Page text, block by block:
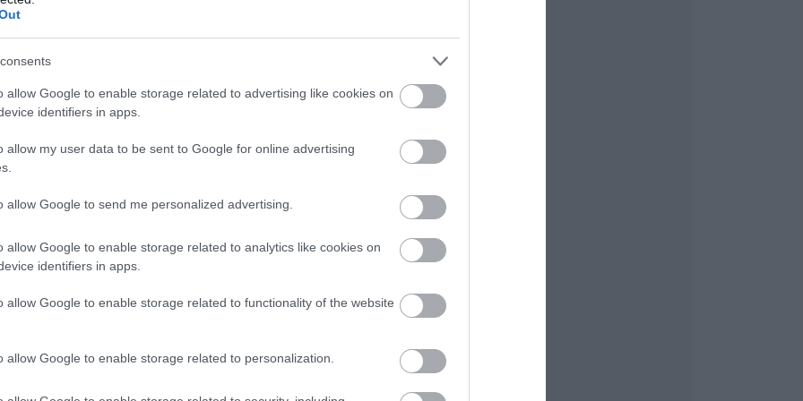
allow Google to enable storage related to advertising like cookies on
identifiers in apps.
allow my user data to be sent to Google for online advertising
allow Google to send me personalized advertising.
allow Google to enable storage related to analytics like cookies on
identifiers in apps.
allow Google to enable storage related to functionality of the website
allow Google to enable storage related to personalization.
az állati eredetű, telített zsírsavak formájában, ami a
az epesavakat karcinogén anyagokká bontó
gyakori fogyasztása
rendszeres, egyoldalú fogyasztása is
és finomított szénhidrátbevitel
bevitel esetén
védő tényezők:
közötti élelmirost bevitelt jelent
amelyek természetes antioxidáns-források,
rák kialakulásával kapcsolatos szabadgyökök okozta
kb. 30%-a és amelyből telített zsírsav